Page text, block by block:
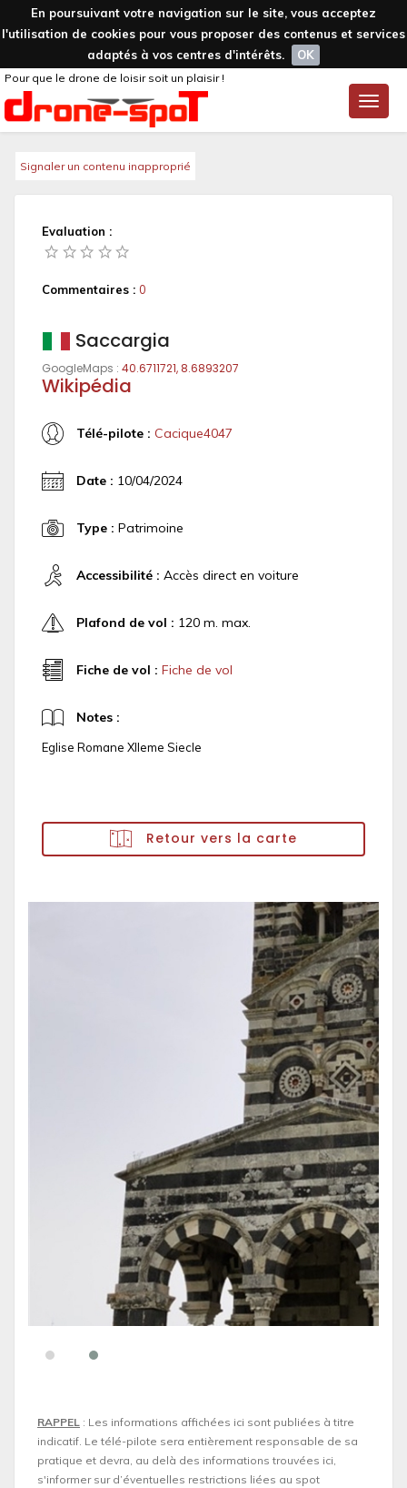
En poursuivant votre navigation sur le site, vous acceptez
l'utilisation de cookies pour vous proposer des contenus et services
adaptés à vos centres d'intérêts.
OK
Toggle
Pour que le drone de loisir soit un plaisir !
Signaler un contenu inapproprié
Evaluation :
Commentaires : 0
Saccargia
GoogleMaps : 40.6711721, 8.6893207
Wikipédia
Télé-pilote : Cacique4047
Date : 10/04/2024
Type : Patrimoine
Accessibilité : Accès direct en voiture
Plafond de vol : 120 m. max.
Fiche de vol : Fiche de vol
Notes :
Eglise Romane XIIeme Siecle
Retour vers la carte
RAPPEL : Les informations affichées ici sont publiées à titre
indicatif. Le télé-pilote sera entièrement responsable de sa
pratique et devra, au delà des informations trouvées ici,
s'informer sur d’éventuelles restrictions liées au spot